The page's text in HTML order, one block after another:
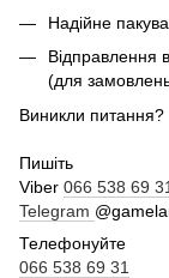
Надійне
Відправлення
(для
Виникли питання?
Пишіть
Viber 066 538 69 31
Telegram
Телефонуйте
066 538 69 31